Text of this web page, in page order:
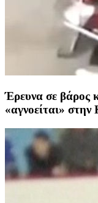
Έρευνα σε βάρος
«αγνοείται» στην